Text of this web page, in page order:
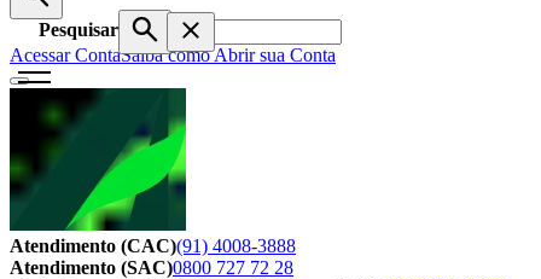
Pesquisar
Acessar ContaSaiba como Abrir sua Conta
Atendimento (CAC)(91) 4008-3888
Atendimento (SAC)0800 727 72 28